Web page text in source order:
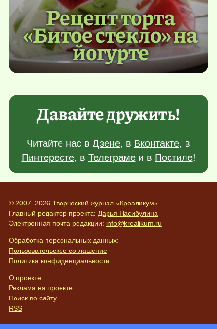
Рецепт торта
«Битое стекло» на
йогурте
Давайте дружить!
Читайте нас в Дзене, в Вконтакте, в
Пинтересте, в Телеграмеи в Постиле!
© 2007–2026 Творческий журнал «Креаликум»
Главный редактор проекта: Дарья Насибулина
Электронная почта редакции: info@krealikum.ru
Обработка персональных данных:
Пользовательское соглашение
Политика конфиденциальности
О проекте
Реклама на проекте
Поиск по сайту
RSS